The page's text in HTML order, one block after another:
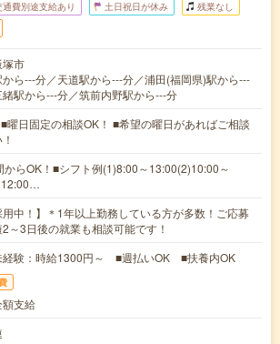
通費別途支給あり 土日祝日が休み 残業なし
塚市
ら---分／天道駅から---分／浦田(福岡県)駅から---
駅から---分／筑前内野駅から---分
曜日固定の相談OK！ ■希望の曜日があればご相談
からOK！■シフト例(1)8:00～13:00(2)10:00～
用中！】＊1年以上勤務している方が多数！ご応募
～3日後の就業も相談可能です！
経験：時給1300円～ ■週払いOK ■扶養内OK
支給